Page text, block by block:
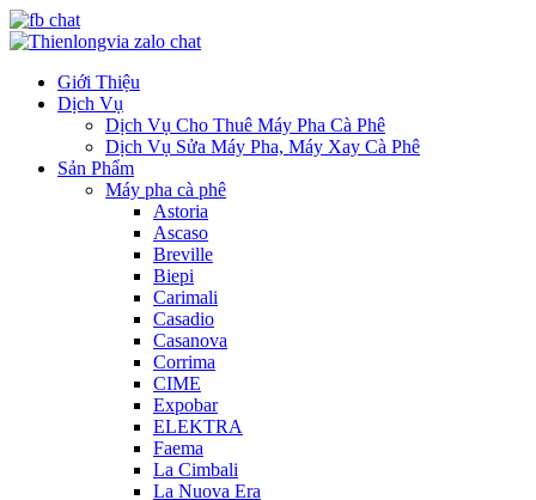
Giới Thiệu
Dịch Vụ
Dịch Vụ Cho Thuê Máy Pha Cà Phê
Dịch Vụ Sửa Máy Pha, Máy Xay Cà Phê
Sản Phẩm
Máy pha cà phê
Astoria
Ascaso
Breville
Biepi
Carimali
Casadio
Casanova
Corrima
CIME
Expobar
ELEKTRA
Faema
La Cimbali
La Nuova Era